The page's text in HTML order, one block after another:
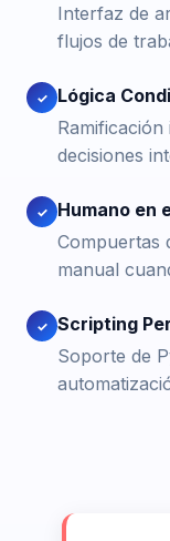
Interfaz de
flujos de
✓
Lógica
decisiones
✓
Humano en
Compuertas
manual
✓ Scripting
Soporte de